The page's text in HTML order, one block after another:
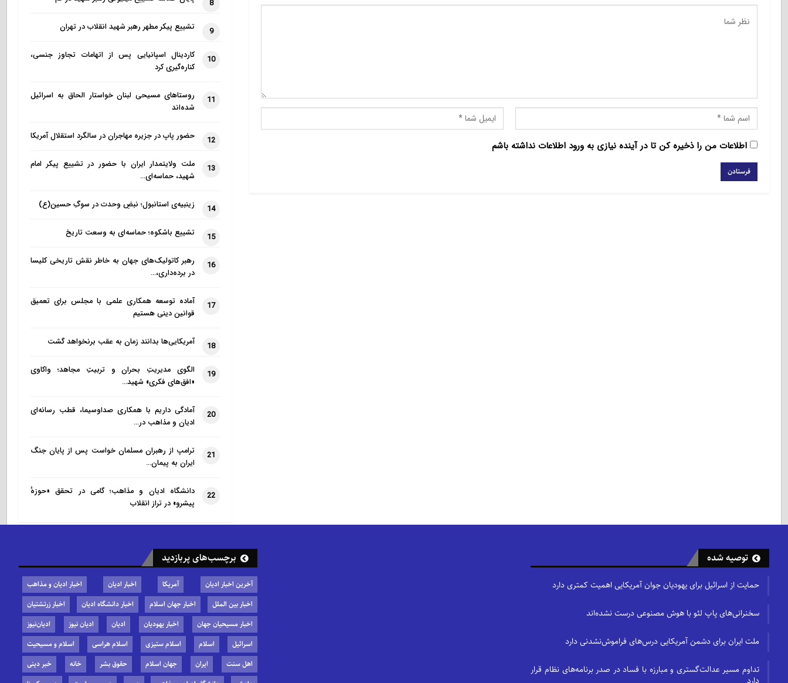
اطلاعات من را ذخیره کن تا در آینده نیازی به ورود اطلاعات نداشته باشم
8
9 تشییع پیکر مطهر رهبر شهید انقلاب در تهران
10
کاردینال اسپانیایی پس از اتهامات تجاوز جنسی،
کناره‌گیری کرد
11
روستاهای مسیحی لبنان خواستار الحاق به اسرائیل
شده‌اند
12 حضور پاپ در جزیره مهاجران در سالگرد استقلال آمریکا
13
ملت ولایتمدار ایران با حضور در تشییع پیکر امام
شهید، حماسه‌ای…
14 زینبیه‌ی استانبول؛ نبضِ وحدت در سوگِ حسین(ع)
15 تشییع باشکوه؛ حماسه‌ای به وسعت تاریخ
16
رهبر کاتولیک‌های جهان به خاطر نقش تاریخی کلیسا
در برده‌داری،…
17
آماده توسعه همکاری علمی با مجلس برای تعمیق
قوانین دینی هستیم
18 آمریکایی‌ها بدانند زمان به عقب برنخواهد گشت
19
الگوی مدیریتِ بحران و تربیتِ مجاهد؛ واکاوی
«افق‌های فکری» شهید…
20
آمادگی داریم با همکاری صداوسیما، قطب رسانه‌ای
ادیان و مذاهب در…
21
ترامپ از رهبران مسلمان خواست پس از پایان جنگ
ایران به پیمان…
22
دانشگاه ادیان و مذاهب؛ گامی در تحقق «حوزهٔ
پیشرو» در تراز انقلاب
توصیه شده
حمایت از اسرائیل برای یهودیان جوان آمریکایی اهمیت کمتری دارد
سخنرانی‌های پاپ لئو با هوش مصنوعی درست نشده‌اند
ملت ایران برای دشمن آمریکایی درس‌های فراموش‌نشدنی دارد
تداوم مسیر عدالت‌گستری و مبارزه با فساد در صدر برنامه‌های نظام قرار
برچسب‌های پربازدید
آخرین اخبار ادیان آمریکا اخبار ادیان
اخبار ادیان و مذاهب
اخبار بین الملل
اخبار جهان اسلام اخبار دانشگاه ادیان
اخبار زرتشتیان
اخبار مسیحیان جهان
اخبار یهودیان ادیان ادیان نیوز
ادیان‌نیوز
اسرائیل
اسلام اسلام ستیزی اسلام هراسی
اسلام و مسیحیت
اهل سنت
ایران جهان اسلام حقوق بشر خانه
خبر دینی